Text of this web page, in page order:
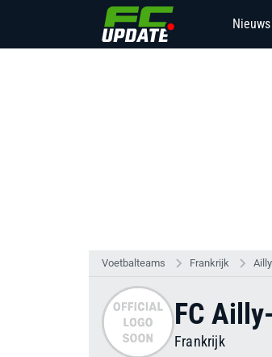
Nieuws
Voetbalteams Frankrijk Ailly
FC
Frankrijk